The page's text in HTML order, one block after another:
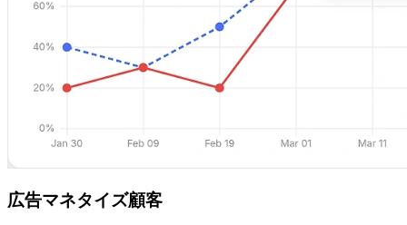
広告マネタイズ顧客